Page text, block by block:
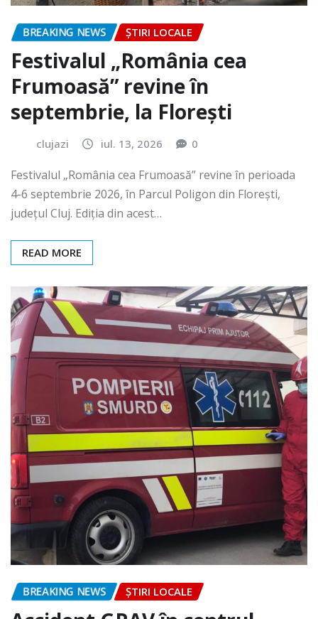
BREAKING NEWS ȘTIRI LOCALE
Festivalul „România cea
Frumoasă” revine în
septembrie, la Florești
clujazi iul. 13, 2026 0
Festivalul „România cea Frumoasă” revine în perioada
4-6 septembrie 2026, în Parcul Poligon din Floreşti,
județul Cluj. Ediția din acest…
READ MORE
BREAKING NEWS ȘTIRI LOCALE